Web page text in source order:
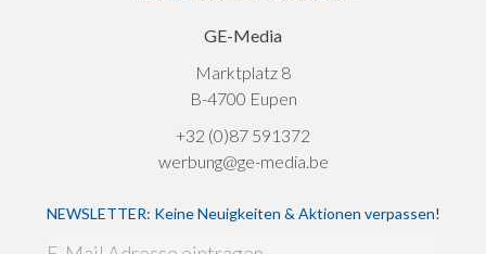
GE-Media
Marktplatz 8
B-4700 Eupen
+32 (0)87 591372
werbung@ge-media.be
NEWSLETTER: Keine Neuigkeiten & Aktionen verpassen!